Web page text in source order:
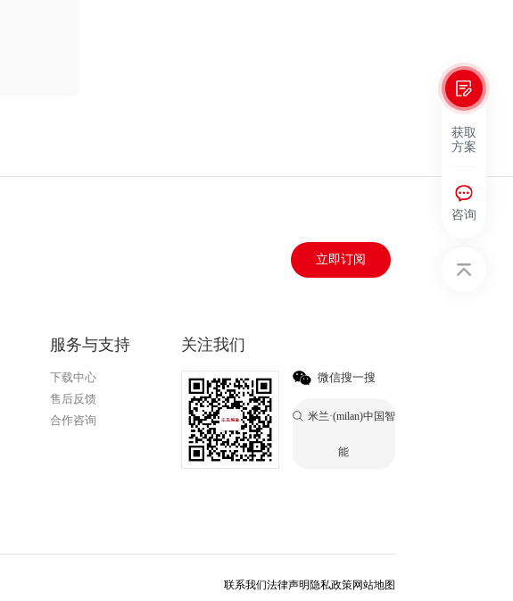
获取
方案
咨询
立即订阅
服务与支持
下载中心
售后反馈
合作咨询
关注我们
微信搜一搜
米兰·(milan)中国智
能
联系我们法律声明 隐私政策网站地图